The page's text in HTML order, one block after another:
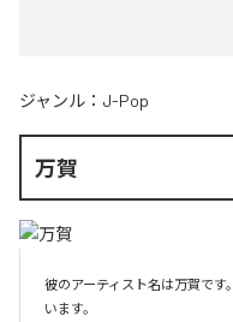
ジャンル： J-Pop
万賀
彼のアーティスト名は万賀で
います。